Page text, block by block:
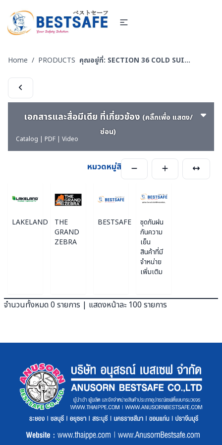
Home / PRODUCTS คุณอยู่ที่: SECTION 36 COLD SUIT | LOW TEMP | RAINNING SUIT ชุดกันหนาว - ชุดห้องเย็น - ชุดกันฝน - ชุดกันน้ำ
เอกสารและสื่อมีเดีย ที่เกี่ยวข้อง (คลิ๊กเพื่อ แสดง/
ซ่อน)
Catalog | PDF | Video
หมวดหมู่สินค้า
LAKELAND
THE
GRAND
ZEBRA
BESTSAFE
ชุดกันฝน
กันความ
เย็น
สินค้าที่มี
จำหน่าย
เพิ่มเติม
จำนวนทั้งหมด 0 รายการ | แสดงหน้าละ 100 รายการ